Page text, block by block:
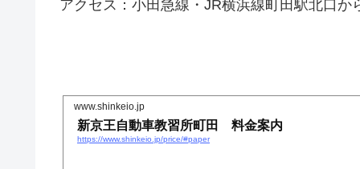
アクセス：小田急線・JR横浜線町田駅北口か
www.shinkeio.jp
新京王自動車教習所町田 料金案内
https://www.shinkeio.jp/price/#paper